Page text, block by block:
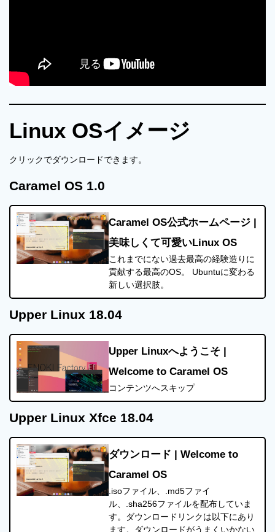
Linux OSイメージ
クリックでダウンロードできます。
Caramel OS 1.0
Caramel OS公式ホームページ |
美味しくて可愛いLinux OS
これまでにない過去最高の経験造りに
貢献する最高のOS。 Ubuntuに変わる
新しい選択肢。
Upper Linux 18.04
Upper Linuxへようこそ |
Welcome to Caramel OS
コンテンツへスキップ
Upper Linux Xfce 18.04
ダウンロード | Welcome to
Caramel OS
.isoファイル、.md5ファイ
ル、.sha256ファイルを配布していま
す。ダウンロードリンクは以下にあり
ます。ダウンロードがうまくいかない